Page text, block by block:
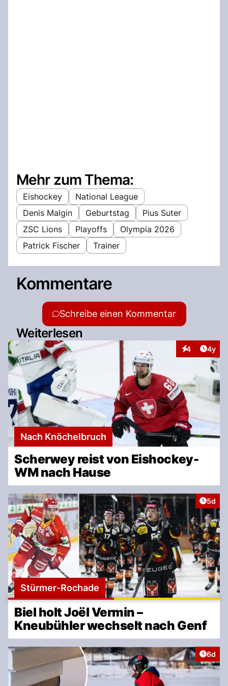
Mehr zum Thema:
Eishockey
National League
Denis Malgin
Geburtstag
Pius Suter
ZSC Lions
Playoffs
Olympia 2026
Patrick Fischer
Trainer
Kommentare
Schreibe einen Kommentar
Weiterlesen
4
Interaktionen
4y
Nach Knöchelbruch
Scherwey reist von Eishockey-
WM nach Hause
5d
Stürmer-Rochade
Biel holt Joël Vermin –
Kneubühler wechselt nach Genf
6d